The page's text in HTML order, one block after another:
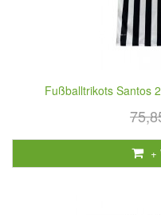
Fußballtrikots Santos
+